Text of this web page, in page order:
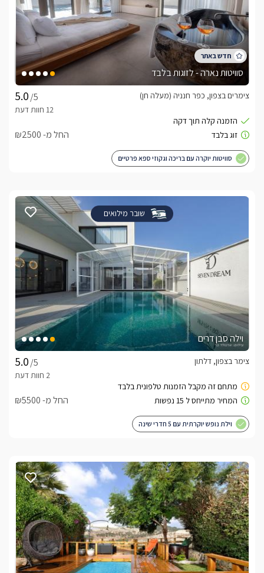
סוויטות נארה - לזוגות בלבד
/5
צימרים בצפון, כפר חנניה (מעלה חן)
החל מ- ₪2500
סוויטות יוקרה עם בריכה וגקוזי ספא פרטיים
שובר מילואים
וילה סבן דרים
/5
צימר בצפון, דלתון
החל מ- ₪5500
וילת נופש יוקרתית עם 5 חדרי שינה